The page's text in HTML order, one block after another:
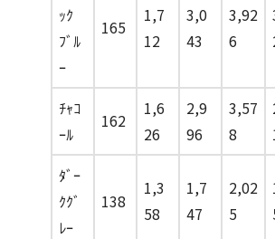
ｯｸ
ﾌﾞﾙ
ｰ
165
1,7
12
3,0
43
3,92
6
ﾁｬｺ
ｰﾙ
162
1,6
26
2,9
96
3,57
8
ﾀﾞｰ
ｸｸﾞ
ﾚｰ
138
1,3
58
1,7
47
2,02
5